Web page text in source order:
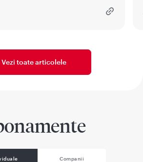
Vezi toate articolele
Companii